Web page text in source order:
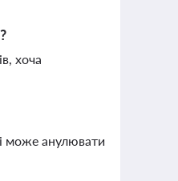
хоча
може анулювати